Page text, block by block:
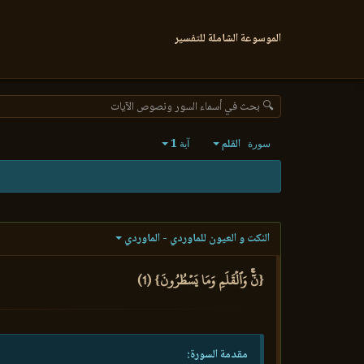
الموسوعة الشاملة للتفسير
🔍 بحث في أسماء السور ونصوص الآيات
سورة القلم آية 1
النكت و العيون للماوردي - الماوردي
{نٓۚ وَٱلۡقَلَمِ وَمَا يَسۡطُرُونَ} (1)
مقدمة السورة: